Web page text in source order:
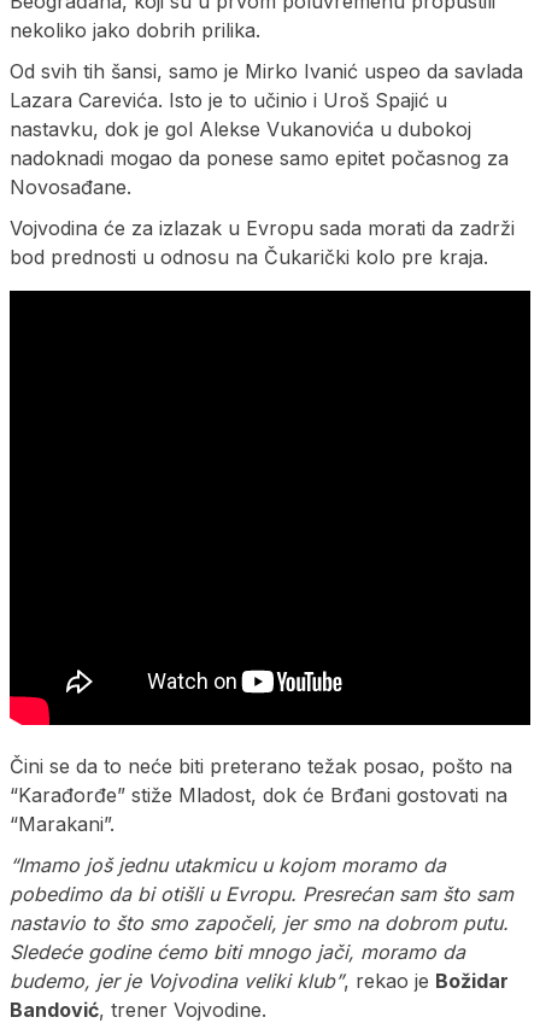
nekoliko jako dobrih prilika.
Od svih tih šansi, samo je Mirko Ivanić uspeo da savlada
Lazara Carevića. Isto je to učinio i Uroš Spajić u
nastavku, dok je gol Alekse Vukanovića u dubokoj
nadoknadi mogao da ponese samo epitet počasnog za
Novosađane.
Vojvodina će za izlazak u Evropu sada morati da zadrži
bod prednosti u odnosu na Čukarički kolo pre kraja.
Čini se da to neće biti preterano težak posao, pošto na
“Karađorđe” stiže Mladost, dok će Brđani gostovati na
“Marakani”.
“Imamo još jednu utakmicu u kojom moramo da
pobedimo da bi otišli u Evropu. Presrećan sam što sam
nastavio to što smo započeli, jer smo na dobrom putu.
Sledeće godine ćemo biti mnogo jači, moramo da
budemo, jer je Vojvodina veliki klub”, rekao je Božidar
Bandović, trener Vojvodine.